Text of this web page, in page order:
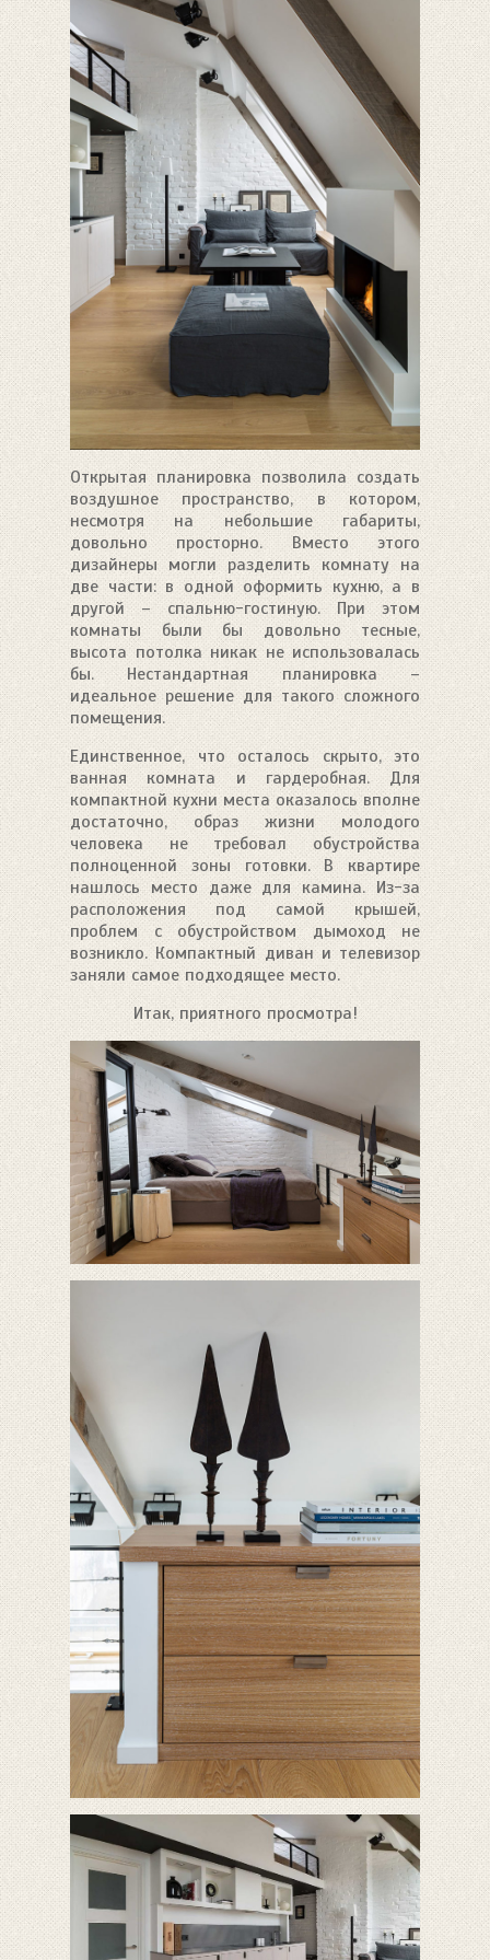
Открытая планировка позволила создать
воздушное пространство, в котором,
несмотря на небольшие габариты,
довольно просторно. Вместо этого
дизайнеры могли разделить комнату на
две части: в одной оформить кухню, а в
другой – спальню-гостиную. При этом
комнаты были бы довольно тесные,
высота потолка никак не использовалась
бы. Нестандартная планировка –
идеальное решение для такого сложного
помещения.
Единственное, что осталось скрыто, это
ванная комната и гардеробная. Для
компактной кухни места оказалось вполне
достаточно, образ жизни молодого
человека не требовал обустройства
полноценной зоны готовки. В квартире
нашлось место даже для камина. Из-за
расположения под самой крышей,
проблем с обустройством дымоход не
возникло. Компактный диван и телевизор
заняли самое подходящее место.
Итак, приятного просмотра!